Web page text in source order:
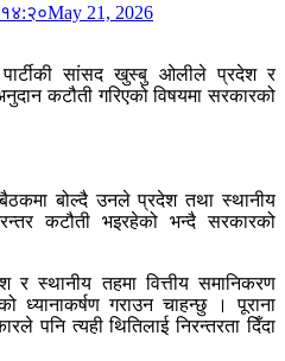
१४:२०May 21, 2026
पार्टीकी सांसद खुस्बु ओलीले प्रदेश र
कटौती गरिएको विषयमा सरकारको
बैठकमा बोल्दै उनले प्रदेश तथा स्थानीय
कटौती भइरहेको भन्दै सरकारको
र स्थानीय तहमा वित्तीय समानिकरण
ध्यानाकर्षण गराउन चाहन्छु । पूराना
पनि त्यही थितिलाई निरन्तरता दिँदा